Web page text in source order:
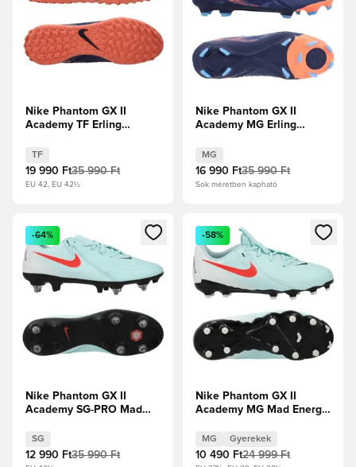
Nike Phantom GX II
Academy TF Erling
- Űrkék/Króm Limitált
kiadás
TF
19 990 Ft35 990 Ft
EU 42, EU 42½
Nike Phantom GX II
Academy MG Erling
- Űrkék/Króm Limitált
kiadás
MG
16 990 Ft35 990 Ft
Sok méretben kapható
Megnyit egy modált a bejelentkezéshez vagy a tagként
-64%
Nike Phantom GX II
Academy SG-PRO Mad
Menta/Atomvörös/Off
Noir
SG
12 990 Ft35 990 Ft
Megnyit egy modált a
-58%
Nike Phantom GX II
Academy MG Mad Energy
Noir Gyerek
MG Gyerekek
10 490 Ft24 999 Ft